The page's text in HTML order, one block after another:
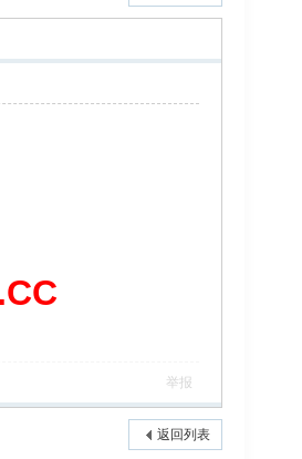
举报
返回列表